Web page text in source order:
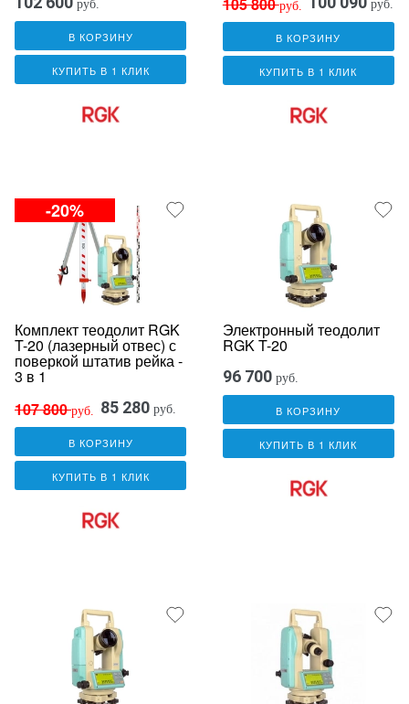
руб.
В КОРЗИНУ
КУПИТЬ В 1 КЛИК
руб. руб.
В КОРЗИНУ
КУПИТЬ В 1 КЛИК
-20%
Комплект теодолит RGK
T-20 (лазерный отвес) с
поверкой штатив рейка -
3 в 1
107 800руб. 85 280 руб.
В КОРЗИНУ
КУПИТЬ В 1 КЛИК
Электронный теодолит
RGK T-20
96 700 руб.
В КОРЗИНУ
КУПИТЬ В 1 КЛИК